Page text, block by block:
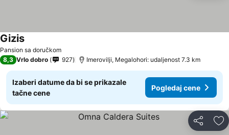
Pansion sa doručkom
Gizis
8,3 Vrlo dobro 927 Imerovilji, Megalohori: udaljenost 7.3 km
Izaberi datume da bi se prikazale
tačne cene
Pogledaj cene
Deli